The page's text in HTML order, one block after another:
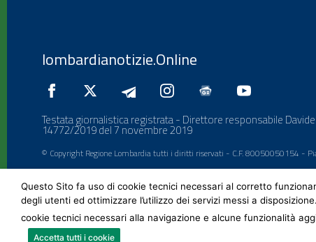
lombardianotizie.Online
Testata giornalistica registrata - Direttore responsabile
14772/2019 del 7 novembre 2019
© Copyright Regione Lombardia tutti i diritti riservati - C.F. 80050050154 -
Questo Sito fa uso di cookie tecnici necessari al corretto
degli utenti ed ottimizzare l’utilizzo dei servizi messi a
cookie tecnici necessari alla navigazione e alcune funzionalità
Accetta tutti i cookie